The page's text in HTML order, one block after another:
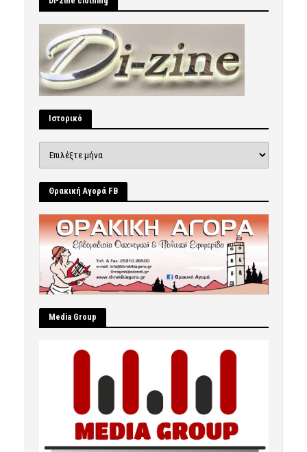
Ιστορικό
Θρακική Αγορά FB
Μedia Group